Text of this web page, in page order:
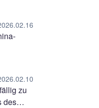
zu
des